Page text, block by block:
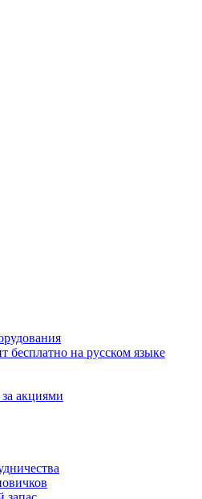
бесплатно на русском языке
акциями